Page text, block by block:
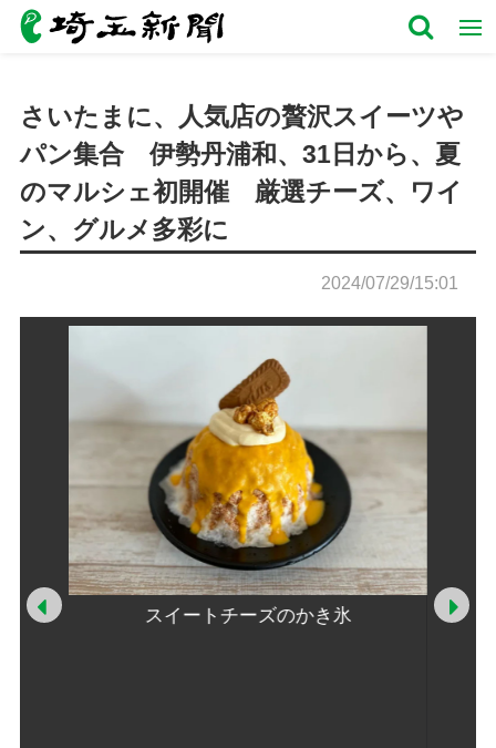
さいたまに、人気店の贅沢スイーツや
パン集合 伊勢丹浦和、31日から、夏
のマルシェ初開催 厳選チーズ、ワイ
ン、グルメ多彩に
2024/07/29/15:01
スイートチーズのかき氷
Prev